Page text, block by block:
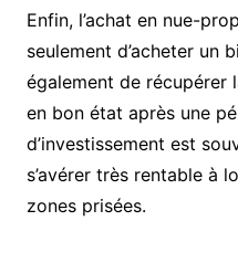
Enfin, l’achat en nue-
seulement d’acheter un
également de récupérer
en bon état après une
d’investissement est
s’avérer très rentable à
zones prisées.